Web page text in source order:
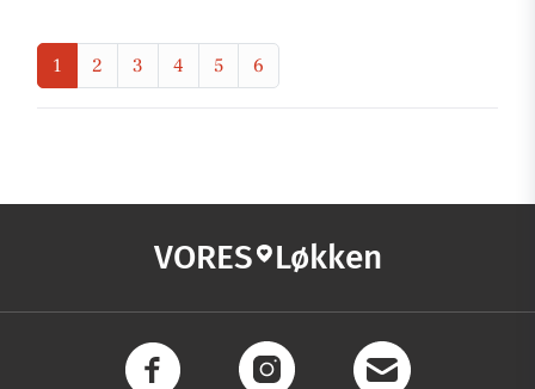
1 2 3 4 5 6
VORES Løkken